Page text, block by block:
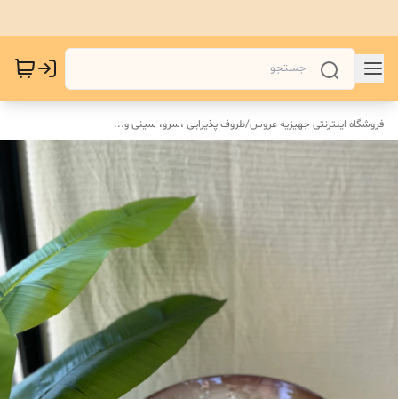
فروشگاه اینترنتی جهیزیه عروس/ظروف پذیرایی ،سرو، سینی و‌...